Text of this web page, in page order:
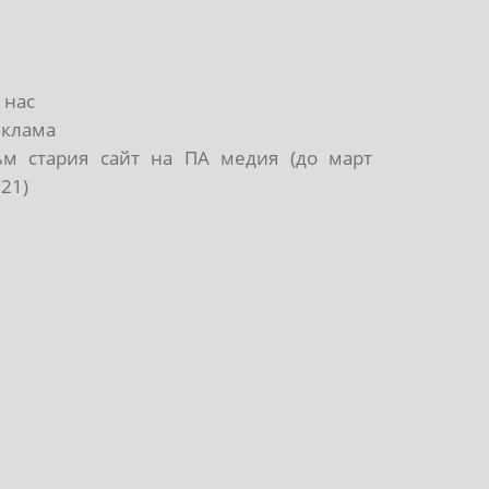
нас
стария сайт на ПА медия (до март